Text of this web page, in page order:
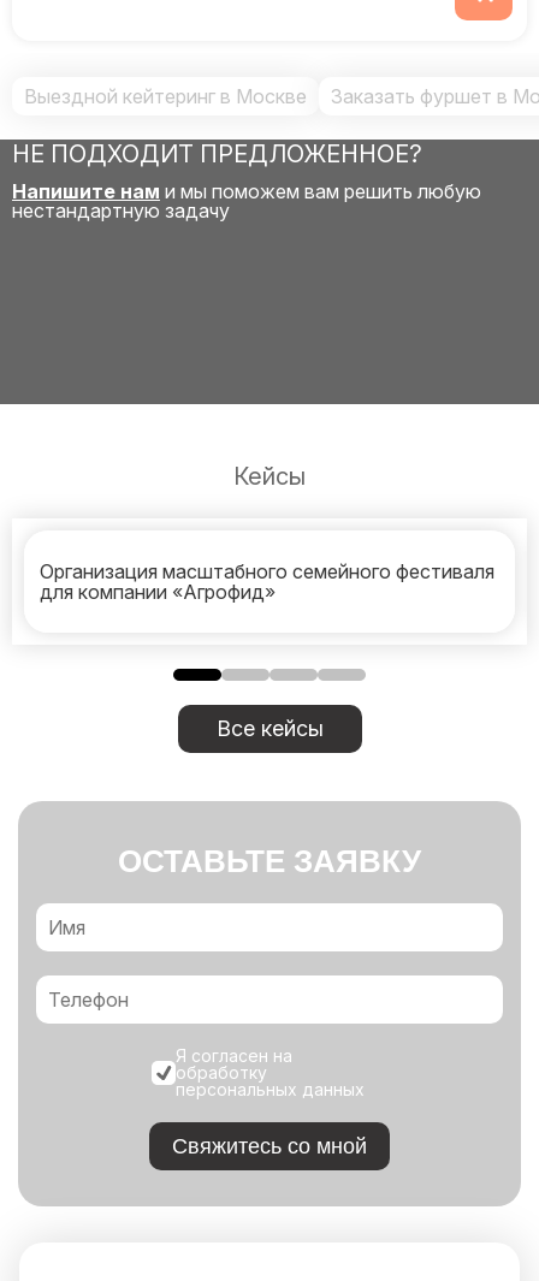
Выездной кейтеринг в Москве Заказать фуршет в
НЕ ПОДХОДИТ ПРЕДЛОЖЕННОЕ?
Напишите нам и мы поможем вам решить любую
нестандартную задачу
Кейсы
Организация масштабного семейного фестиваля
для компании «Агрофид»
Все кейсы
ОСТАВЬТЕ ЗАЯВКУ
Я согласен на
обработку
персональных данных
Свяжитесь со мной